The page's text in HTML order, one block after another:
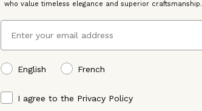
who value timeless elegance and superior craftsmanship.
Email
preffered language
English French
By signing up, you agree to our [Privacy Policy]
I agree to the Privacy Policy